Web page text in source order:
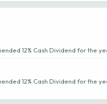
12% Cash Dividend for the
12% Cash Dividend for the